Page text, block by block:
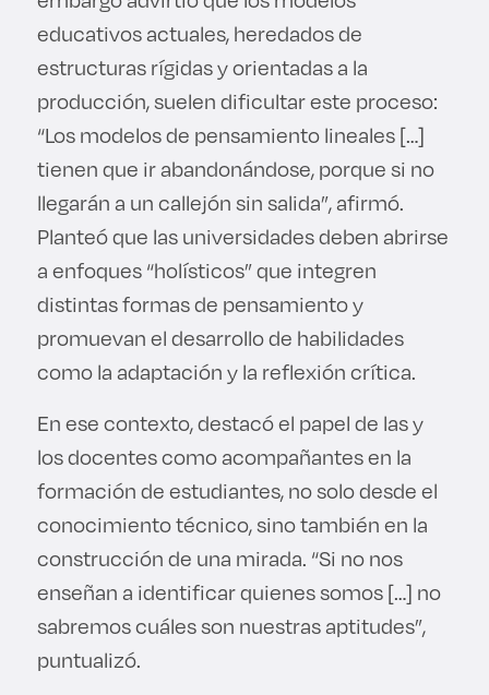
educativos actuales, heredados de
estructuras rígidas y orientadas a la
producción, suelen dificultar este proceso:
“Los modelos de pensamiento lineales […]
tienen que ir abandonándose, porque si no
llegarán a un callejón sin salida”, afirmó.
Planteó que las universidades deben abrirse
a enfoques “holísticos” que integren
distintas formas de pensamiento y
promuevan el desarrollo de habilidades
como la adaptación y la reflexión crítica.
En ese contexto, destacó el papel de las y
los docentes como acompañantes en la
formación de estudiantes, no solo desde el
conocimiento técnico, sino también en la
construcción de una mirada. “Si no nos
enseñan a identificar quienes somos […] no
sabremos cuáles son nuestras aptitudes”,
puntualizó.